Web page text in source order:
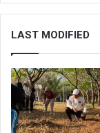
LAST MODIFIED